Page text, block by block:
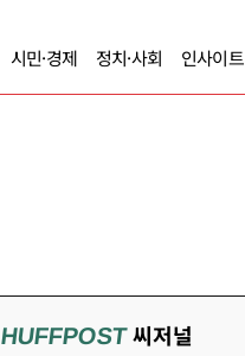
시민·경제 정치·사회 인사이트
HUFFPOST씨저널